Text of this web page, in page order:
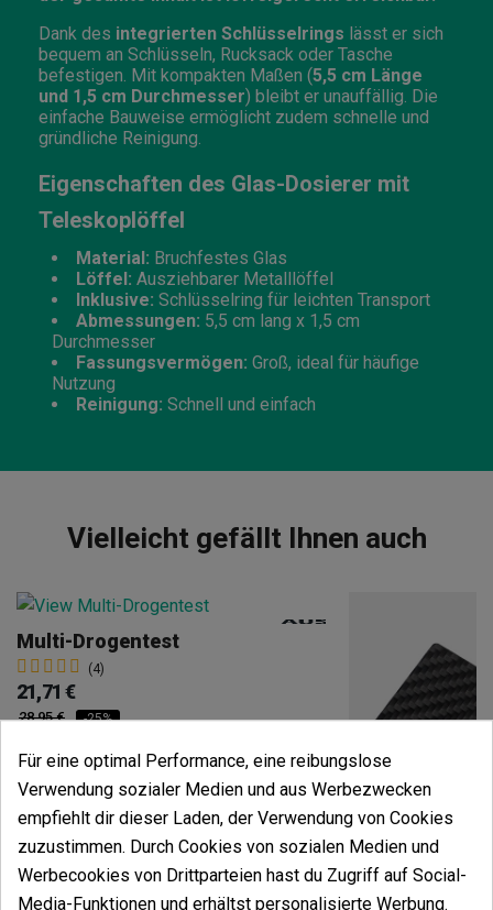
Dank des integrierten Schlüsselrings lässt er sich
bequem an Schlüsseln, Rucksack oder Tasche
befestigen. Mit kompakten Maßen (5,5 cm Länge
und 1,5 cm Durchmesser) bleibt er unauffällig. Die
einfache Bauweise ermöglicht zudem schnelle und
gründliche Reinigung.
Eigenschaften des Glas-Dosierer mit
Teleskoplöffel
Material: Bruchfestes Glas
Löffel: Ausziehbarer Metalllöffel
Inklusive: Schlüsselring für leichten Transport
Abmessungen: 5,5 cm lang x 1,5 cm
Durchmesser
Fassungsvermögen: Groß, ideal für häufige
Nutzung
Reinigung: Schnell und einfach
Vielleicht gefällt Ihnen auch
Multi-Drogentest
(4)
21,71 €
28,95 € -25%
Mehr anzeigen
Für eine optimal Performance, eine reibungslose
Verwendung sozialer Medien und aus Werbezwecken
empfiehlt dir dieser Laden, der Verwendung von Cookies
zuzustimmen. Durch Cookies von sozialen Medien und
Werbecookies von Drittparteien hast du Zugriff auf Social-
Media-Funktionen und erhältst personalisierte Werbung.